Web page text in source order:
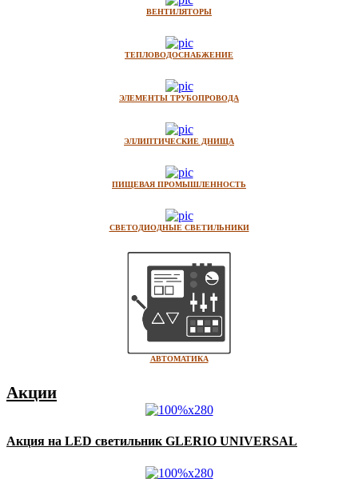
ВЕНТИЛЯТОРЫ
ТЕПЛОВОДОСНАБЖЕНИЕ
ЭЛЕМЕНТЫ ТРУБОПРОВОДА
ЭЛЛИПТИЧЕСКИЕ ДНИЩА
ПИЩЕВАЯ ПРОМЫШЛЕННОСТЬ
СВЕТОДИОДНЫЕ СВЕТИЛЬНИКИ
АВТОМАТИКА
Акции
Акция на LED светильник GLERIO UNIVERSAL